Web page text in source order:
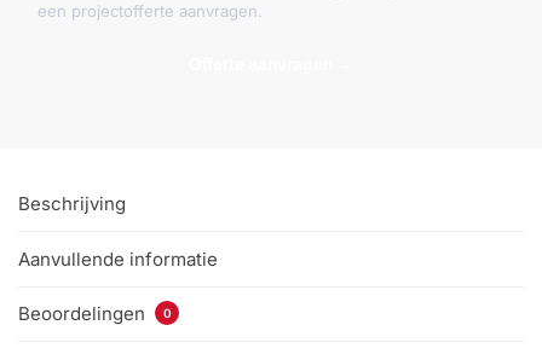
een projectofferte aanvragen.
Beschrijving
Aanvullende informatie
Beoordelingen 0